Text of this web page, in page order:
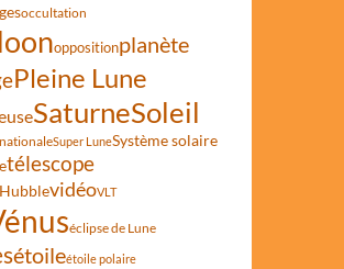
occultation
oppositionplanète
Pleine Lune
SaturneSoleil
Super LuneSystème solaire
télescope
vidéoVLT
éclipse de Lune
étoileétoile polaire